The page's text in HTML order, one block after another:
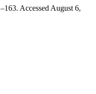
Accessed August 6,